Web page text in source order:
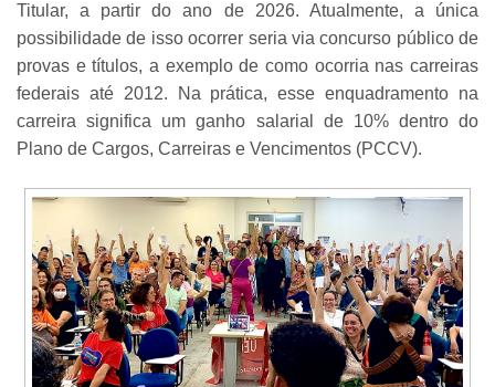
Titular, a partir do ano de 2026. Atualmente, a única
possibilidade de isso ocorrer seria via concurso público de
provas e títulos, a exemplo de como ocorria nas carreiras
federais até 2012. Na prática, esse enquadramento na
carreira significa um ganho salarial de 10% dentro do
Plano de Cargos, Carreiras e Vencimentos (PCCV).